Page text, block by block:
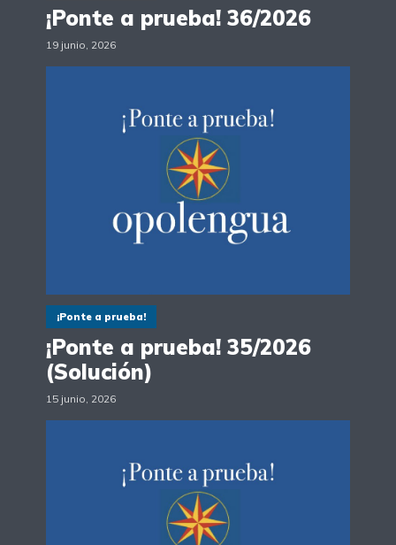
¡Ponte a prueba! 36/2026
19 junio, 2026
¡Ponte a prueba!
¡Ponte a prueba! 35/2026
(Solución)
15 junio, 2026